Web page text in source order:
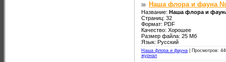
Наша флора и фауна
Название: Наша флора и
Страниц: 32
Формат: PDF
Качество: Хорошее
Размер файла: 25 Мб
Язык: Русский
Наша флора и фауна
Просмотров:
журнал